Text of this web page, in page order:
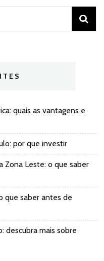
quais as vantagens e
por que investir
Zona Leste: o que saber
que saber antes de
descubra mais sobre